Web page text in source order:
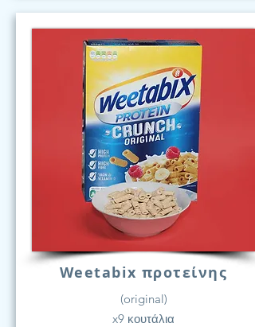
Weetabix προτείνης
(original)
x9 κουτάλια